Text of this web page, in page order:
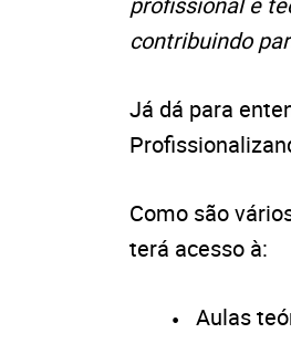
contribuindo
Já dá para
Como são
terá acesso à:
Aulas